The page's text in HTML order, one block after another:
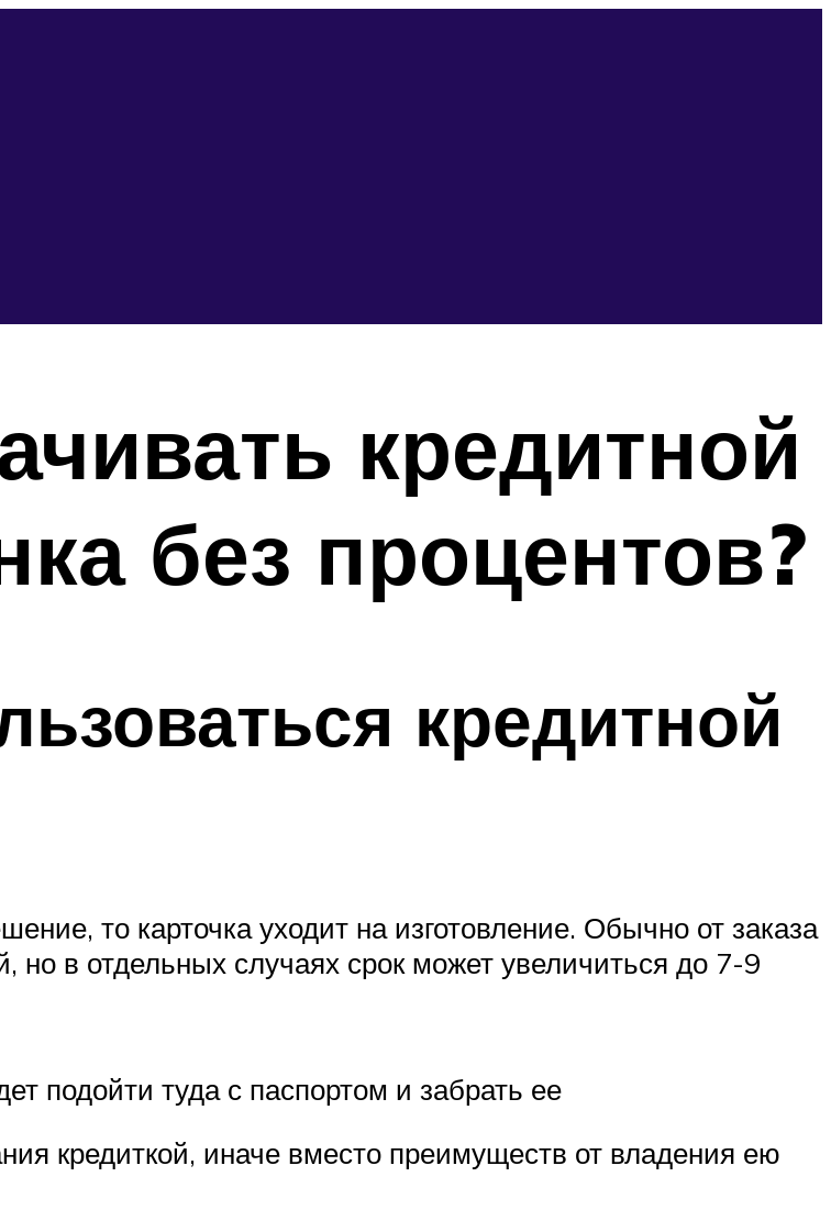
кредитной
без процентов?
кредитной
то карточка уходит на изготовление. Обычно от заказа
но в отдельных случаях срок может увеличиться до 7-9
подойти туда с паспортом и забрать ее
кредиткой, иначе вместо преимуществ от владения ею